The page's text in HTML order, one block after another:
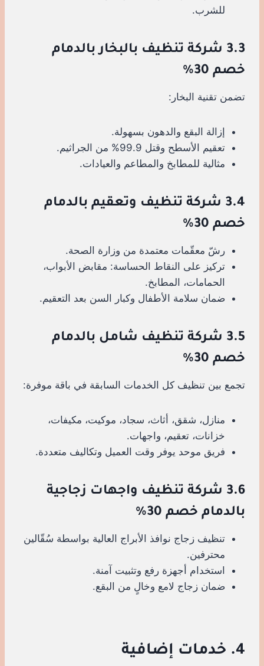
للشرب.
3.3 شركة تنظيف بالبخار بالدمام
خصم 30%
تضمن تقنية البخار:
إزالة البقع والدهون بسهولة.
تعقيم الأسطح وقتل 99.9% من الجراثيم.
مثالية للمطابخ والمطاعم والعيادات.
3.4 شركة تنظيف وتعقيم بالدمام
خصم 30%
رشّ معقّمات معتمدة من وزارة الصحة.
تركيز على النقاط الحساسة: مقابض الأبواب،
الحمامات، المطابخ.
ضمان سلامة الأطفال وكبار السن بعد التعقيم.
3.5 شركة تنظيف شامل بالدمام
خصم 30%
تجمع بين تنظيف كل الخدمات السابقة في باقة موفرة:
منازل، شقق، أثاث، سجاد، موكيت، مكيفات،
خزانات، تعقيم، واجهات.
فريق موحد يوفر وقت العميل وتكاليف متعددة.
3.6 شركة تنظيف واجهات زجاجية
بالدمام خصم 30%
تنظيف زجاج نوافذ الأبراج العالية بواسطة سُقّالين
محترفين.
استخدام أجهزة رفع وتثبيت آمنة.
ضمان زجاج لامع وخالٍ من البقع.
4. خدمات إضافية